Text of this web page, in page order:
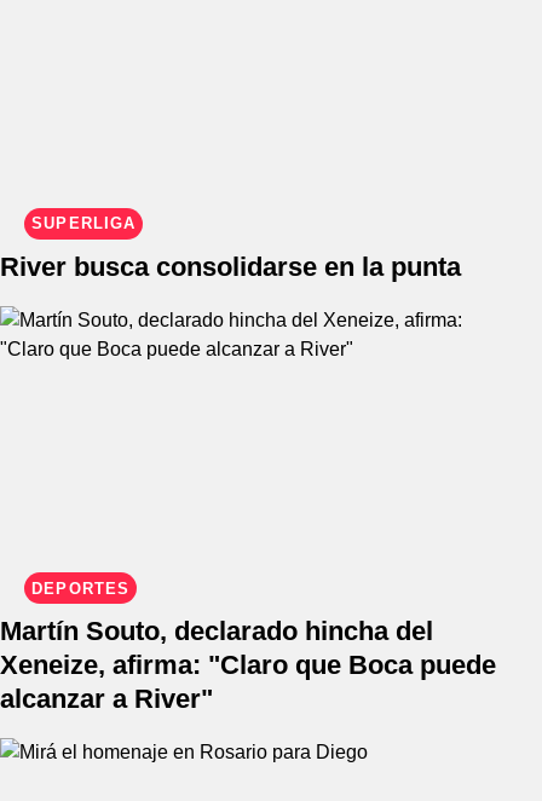
SUPERLIGA
River busca consolidarse en la punta
DEPORTES
Martín Souto, declarado hincha del
Xeneize, afirma: "Claro que Boca puede
alcanzar a River"